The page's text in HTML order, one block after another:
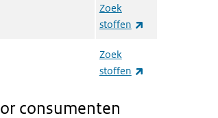
Zoek
stoffen
Zoek
stoffen
consumenten